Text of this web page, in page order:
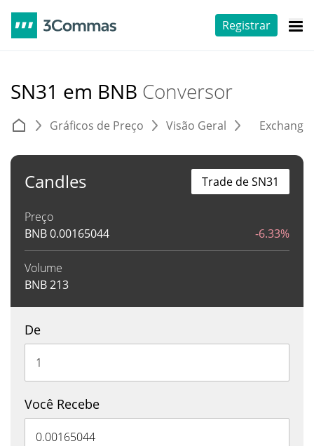
Registrar
SN31 em BNB Conversor
Gráficos de Preço Visão Geral
Candles
Preço
BNB0.00165044 -6.33%
Volume
BNB213
Trade de SN31
De
Você Recebe